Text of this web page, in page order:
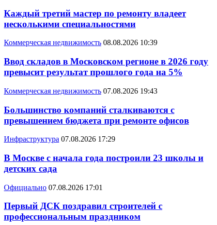
Каждый третий мастер по ремонту владеет
несколькими специальностями
Коммерческая недвижимость 08.08.2026 10:39
Ввод складов в Московском регионе в 2026 году
превысит результат прошлого года на 5%
Коммерческая недвижимость 07.08.2026 19:43
Большинство компаний сталкиваются с
превышением бюджета при ремонте офисов
Инфраструктура 07.08.2026 17:29
В Москве с начала года построили 23 школы и
детских сада
Официально 07.08.2026 17:01
Первый ДСК поздравил строителей с
профессиональным праздником